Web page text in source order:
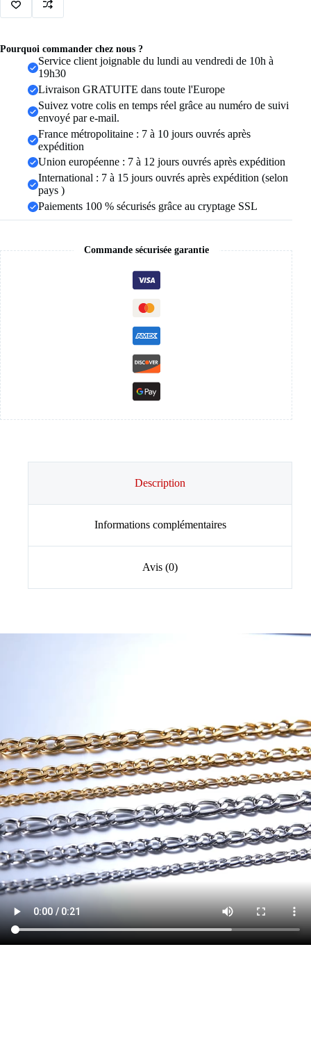
inoxydables
figaro
chaîne
Bracelet
femmes
inoxydable
Bracelets
Couple
cadeau
nouveau
Pourquoi commander chez nous ?
Service client joignable du lundi au vendredi de 10h à
19h30
Livraison GRATUITE dans toute l'Europe
Suivez votre colis en temps réel grâce au numéro de suivi
envoyé par e-mail.
France métropolitaine : 7 à 10 jours ouvrés après
expédition
Union européenne : 7 à 12 jours ouvrés après expédition
International : 7 à 15 jours ouvrés après expédition (selon
pays )
Paiements 100 % sécurisés grâce au cryptage SSL
Commande sécurisée garantie
Description
Informations complémentaires
Avis (0)